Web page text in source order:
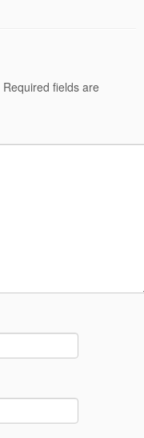
Required fields are